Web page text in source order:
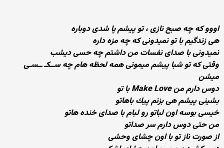
اووو كه چه صبح نازی ، تو پیشم پا شدی دوباره
هی زندگیم با تو نمیدونی كه چه مزه داره
نمیدونی با صدای نفسات من داشتم چه حسی دیشب
وقتی كه تو شبا پیشم میمونی همه لحظه هام چه ســكـ ــسـی
میشن
دوس دارم من Make Love با تو
بشینی پیشم هی بزنم پیك باهاتو
خیسی بوسه اون لباتو رو لبام با صدای خنده هاتو
من حتی دوس دارم سر صداتو
از صورت ناز تو با اون چشای وحشی